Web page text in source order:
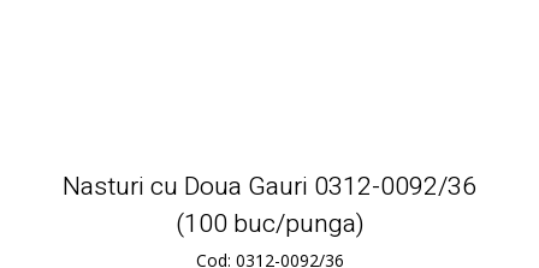
Nasturi cu Doua Gauri 0312-0092/36
(100 buc/punga)
Cod: 0312-0092/36